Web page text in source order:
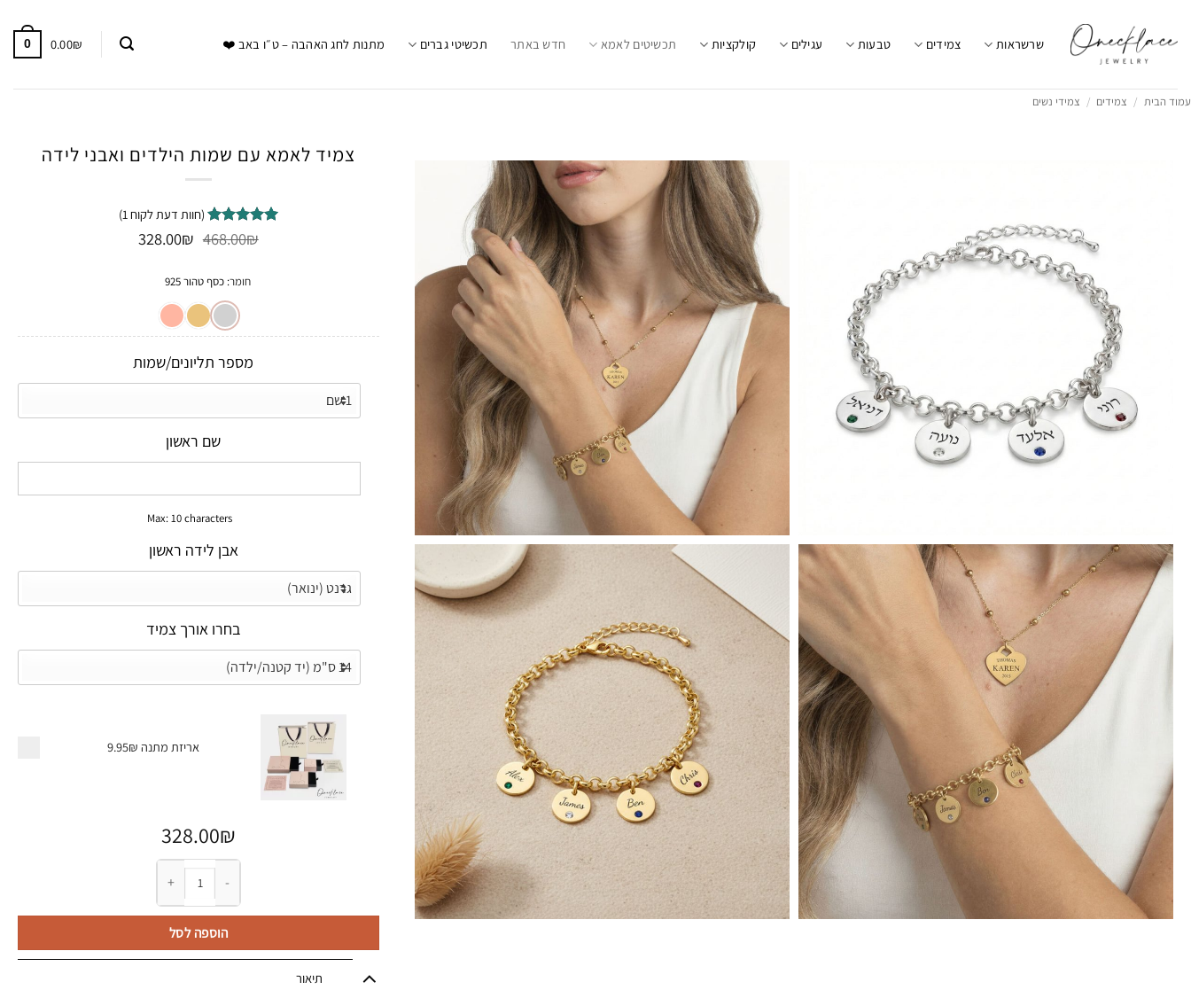
content
שרשראות צמידים טבעות עגילים קולקציות תכשיטים לאמא חדש באתר תכשיטי גברים מתנות לחג האהבה – ט״ו באב ❤️ 0.00₪
0
עמוד הבית / צמידים / צמידי נשים
צמיד לאמא עם שמות הילדים ואבני לידה
מדורג5
מתוך 5
דירוגים של
(חוות דעת לקוח 1
)
468.00₪ המחיר
468.00₪.
328.00₪ המחיר
חומר:כסף טהור 925
מספר תליונים/שמות
שם ראשון
Max: 10 characters
אבן לידה ראשון
בחרו אורך צמיד
אריזת מתנה 9.95₪
328.00₪
כמות של צמיד לאמא עם שמות הילדים ואבני לידה
הוספה לסל
תיאור